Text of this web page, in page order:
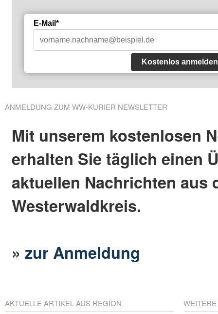
E-Mail*
Kostenlos anmelden
ANMELDUNG ZUM WW-KURIER NEWSLETTER
Mit unserem kostenlosen
erhalten Sie täglich einen
aktuellen Nachrichten aus
Westerwaldkreis.
»zur Anmeldung
AKTUELLE ARTIKEL AUS REGION